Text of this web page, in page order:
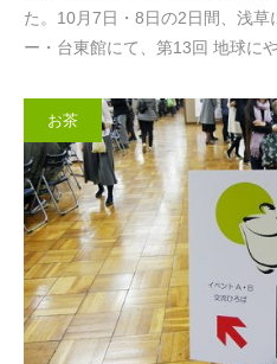
た。10月7日・8日の2日間、浅
ー・台東館にて、第13回 地球に
お茶